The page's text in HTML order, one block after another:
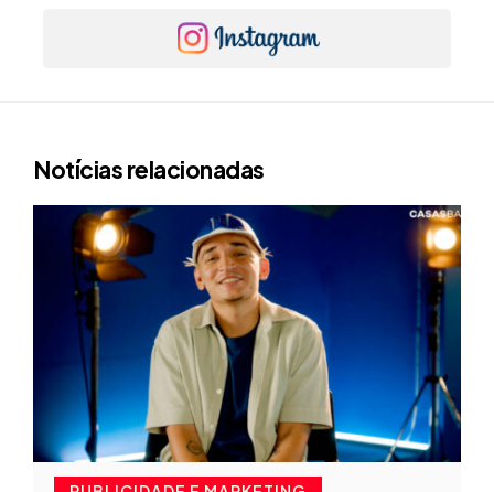
Notícias relacionadas